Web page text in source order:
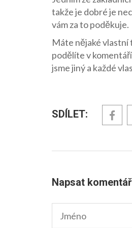
takže je dobré je
vám za to poděkuje.
Máte nějaké vlastní
podělíte v
jsme jiný a každé
SDÍLET:
Napsat komentář